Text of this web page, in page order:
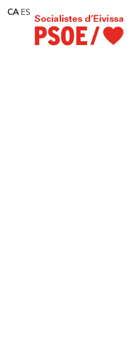
Consell Insular d'Eivissa
Services
CA ES